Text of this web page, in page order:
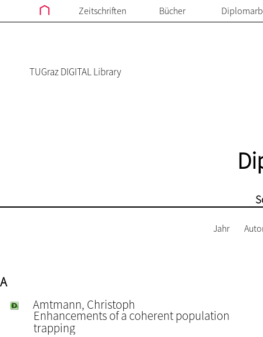
Zeitschriften Bücher
TUGraz DIGITAL Library
A
Amtmann, Christoph
Enhancements of a coherent population
trapping
Jahr